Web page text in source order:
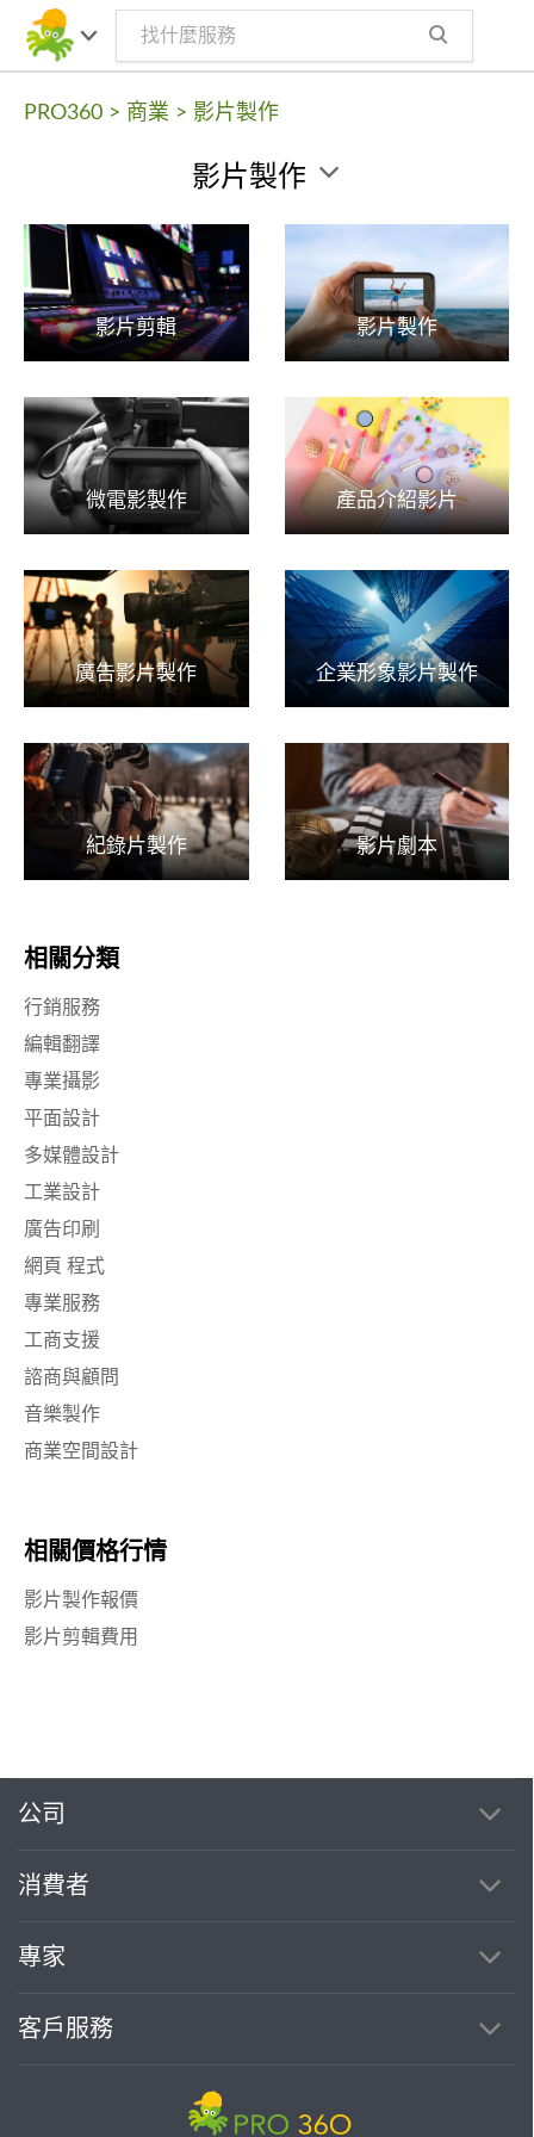
PRO360 > 商業 > 影片製作
影片製作
影片剪輯 影片製作
微電影製作 產品介紹影片
廣告影片製作 企業形象影片製作
紀錄片製作 影片劇本
相關分類
行銷服務
編輯翻譯
專業攝影
平面設計
多媒體設計
工業設計
廣告印刷
網頁 程式
專業服務
工商支援
諮商與顧問
音樂製作
商業空間設計
相關價格行情
影片製作報價
影片剪輯費用
公司
消費者
專家
客戶服務